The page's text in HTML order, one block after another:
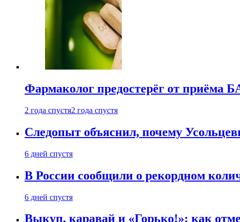
Фармаколог предостерёг от приёма
2 года спустя2 года спустя
Следопыт объяснил, почему
6 дней спустя
В России сообщили о рекордном
6 дней спустя
Выкуп, каравай и «Горько!»: как